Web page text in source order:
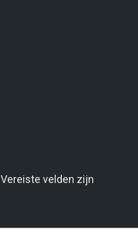
Vereiste velden zijn